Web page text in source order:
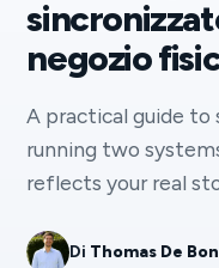
negozio
A practical guide
running two
reflects your real
Di Thomas De